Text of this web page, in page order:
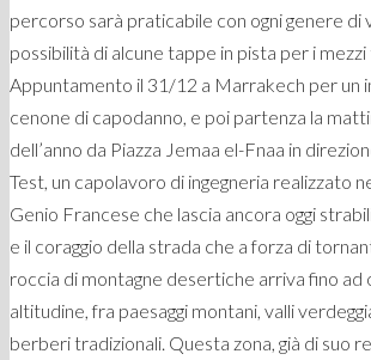
percorso sarà praticabile con ogni genere di
possibilità di alcune tappe in pista per i
Appuntamento il 31/12 a Marrakech per un
cenone di capodanno, e poi partenza la
dell’anno da Piazza Jemaa el-Fnaa in
Test, un capolavoro di ingegneria realizzato
Genio Francese che lascia ancora oggi
e il coraggio della strada che a forza di
roccia di montagne desertiche arriva fino
altitudine, fra paesaggi montani, valli
berberi tradizionali. Questa zona, già di suo